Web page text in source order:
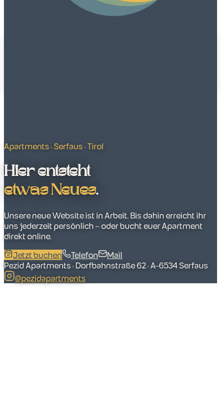
Apartments · Serfaus · Tirol
Hier entsteht
etwas Neues.
Unsere neue Website ist in Arbeit. Bis dahin erreicht ihr
uns jederzeit persönlich – oder bucht euer Apartment
direkt online.
Jetzt buchen
Telefon
Mail
Pezid Apartments · Dorfbahnstraße 62 · A-6534 Serfaus
@pezidapartments